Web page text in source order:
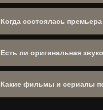
Жанр:Игра,Реальное ТВ.
отзывов.
Когда состоялась
Да, сайт полностью
Есть ли оригинальная
Оригинальное название:
Какие фильмы и сериалы